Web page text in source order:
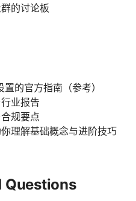
的讨论板
的官方指南（参考）
业报告
规要点
理解基础概念与进阶技巧
Questions